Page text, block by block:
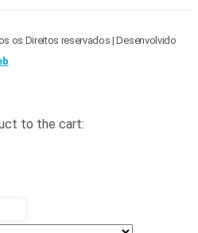
os Direitos reservados | Desenvolvido
to the cart: